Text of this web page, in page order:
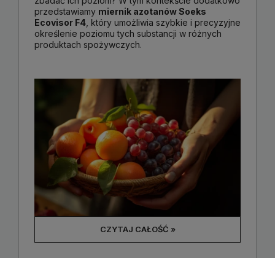
przedstawiamy miernik azotanów Soeks
Ecovisor F4 , który umożliwia szybkie i precyzyjne
określenie poziomu tych substancji w różnych
produktach spożywczych.
CZYTAJ CAŁOŚĆ »